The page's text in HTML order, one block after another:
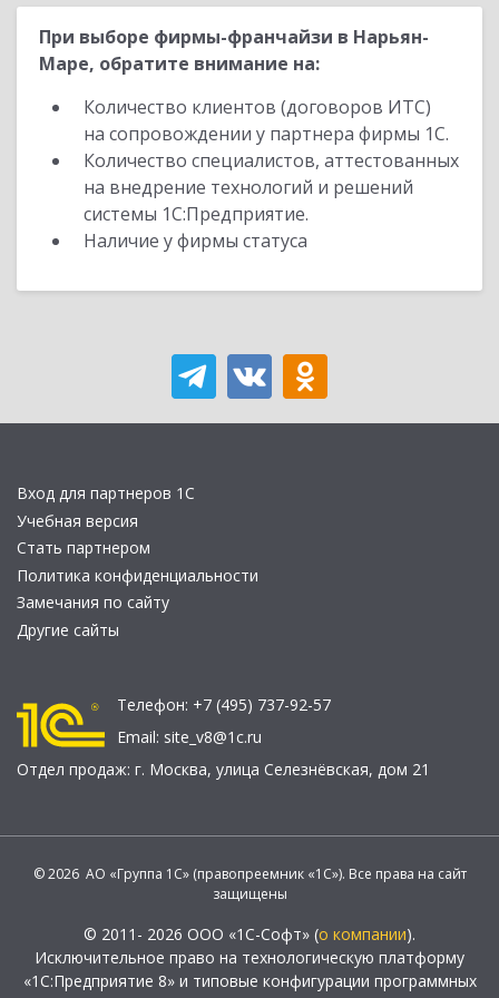
При выборе фирмы-франчайзи в Нарьян-
Маре, обратите внимание на:
Количество клиентов (договоров ИТС)
на сопровождении у партнера фирмы 1С.
Количество специалистов, аттестованных
на внедрение технологий и решений
системы 1С:Предприятие.
Наличие у фирмы статуса
Вход для партнеров 1С
Учебная версия
Стать партнером
Политика конфиденциальности
Замечания по сайту
Другие сайты
Телефон: +7 (495) 737-92-57
Email: site_v8@1c.ru
Отдел продаж: г. Москва, улица Селезнёвская, дом 21
© 2026 АО «Группа 1С» (правопреемник «1С»). Все права на сайт
защищены
© 2011- 2026 ООО «1С-Софт» (о компании).
Исключительное право на технологическую платформу
«1С:Предприятие 8» и типовые конфигурации программных